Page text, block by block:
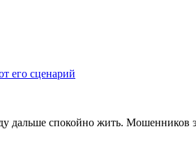
его сценарий
дальше спокойно жить. Мошенников